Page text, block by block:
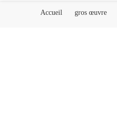
Accueil gros œuvre